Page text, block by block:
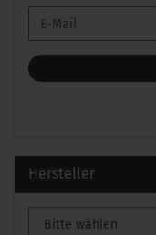
ZUR
ANMELDUNG
E-
Mail
Hersteller